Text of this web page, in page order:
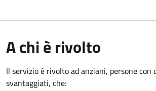
A chi è rivolto
Il servizio è rivolto ad anziani, persone con
svantaggiati, che: